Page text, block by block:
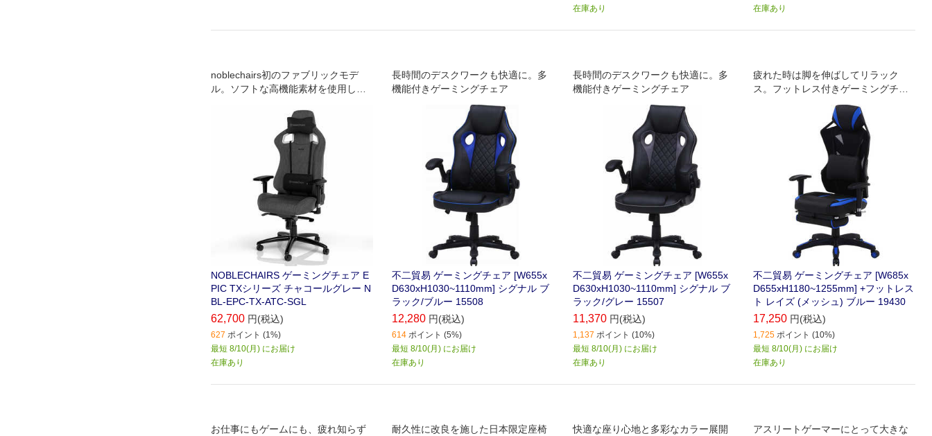
在庫あり
在庫あり
noblechairs初のファブリックモデ
ル。ソフトな高機能素材を使用した
NOBLECHAIRS ゲーミングチェア E
PIC TXシリーズ チャコールグレー N
BL-EPC-TX-ATC-SGL
62,700 円(税込)
627 ポイント (1%)
最短 8/10(月) にお届け
在庫あり
長時間のデスクワークも快適に。多
機能付きゲーミングチェア
不二貿易 ゲーミングチェア [W655x
D630xH1030~1110mm] シグナル ブ
ラック/ブルー 15508
12,280 円(税込)
614 ポイント (5%)
最短 8/10(月) にお届け
在庫あり
長時間のデスクワークも快適に。多
機能付きゲーミングチェア
不二貿易 ゲーミングチェア [W655x
D630xH1030~1110mm] シグナル ブ
ラック/グレー 15507
11,370 円(税込)
1,137 ポイント (10%)
最短 8/10(月) にお届け
在庫あり
疲れた時は脚を伸ばしてリラック
ス。フットレス付きゲーミングチェ
不二貿易 ゲーミングチェア [W685x
D655xH1180~1255mm] +フットレス
ト レイズ (メッシュ) ブルー 19430
17,250 円(税込)
1,725 ポイント (10%)
最短 8/10(月) にお届け
在庫あり
お仕事にもゲームにも、疲れ知らず
耐久性に改良を施した日本限定座椅
快適な座り心地と多彩なカラー展開
アスリートゲーマーにとって大きな